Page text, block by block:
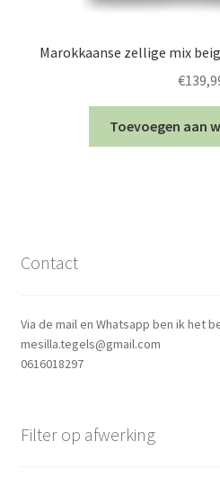
Marokkaanse zellige mix
€
Toevoegen aan
Contact
Via de mail en Whatsapp ben ik het
mesilla.tegels@gmail.com
0616018297
Filter op afwerking